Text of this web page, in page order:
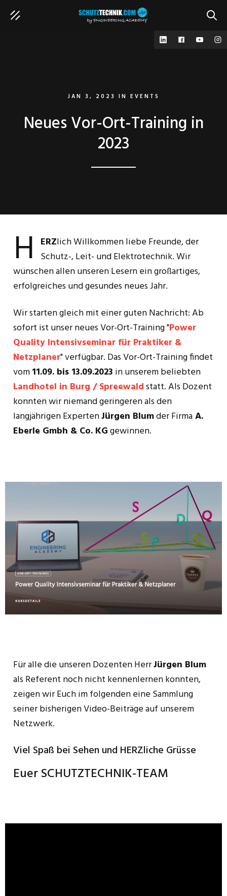
JAN 3, 2023 IN EVENTS
Neues Vor-Ort-Training in
2023
H ERZlich Willkommen liebe Freunde, der
Schutz-, Leit- und Elektrotechnik. Wir
wünschen allen unseren Lesern ein großartiges,
erfolgreiches und gesundes neues Jahr.
Wir starten gleich mit einer guten Nachricht: Ab
sofort ist unser neues Vor-Ort-Training "Power
Quality Intensivseminar für Praktiker &
Netzplaner" verfügbar. Das Vor-Ort-Training findet
vom11.09. bis 13.09.2023 in unserem beliebten
Landhotel in Burg / Spreewaldstatt. Als Dozent
konnten wir niemand geringeren als den
langjährigen ExpertenJürgen Blumder FirmaA.
Eberle Gmbh & Co. KGgewinnen.
Für alle die unseren Dozenten HerrJürgen Blum
als Referent noch nicht kennenlernen konnten,
zeigen wir Euch im folgenden eine Sammlung
seiner bisherigen Video-Beiträge auf unserem
Netzwerk.
Viel Spaß bei Sehen und HERZliche Grüsse
Euer SCHUTZTECHNIK-TEAM